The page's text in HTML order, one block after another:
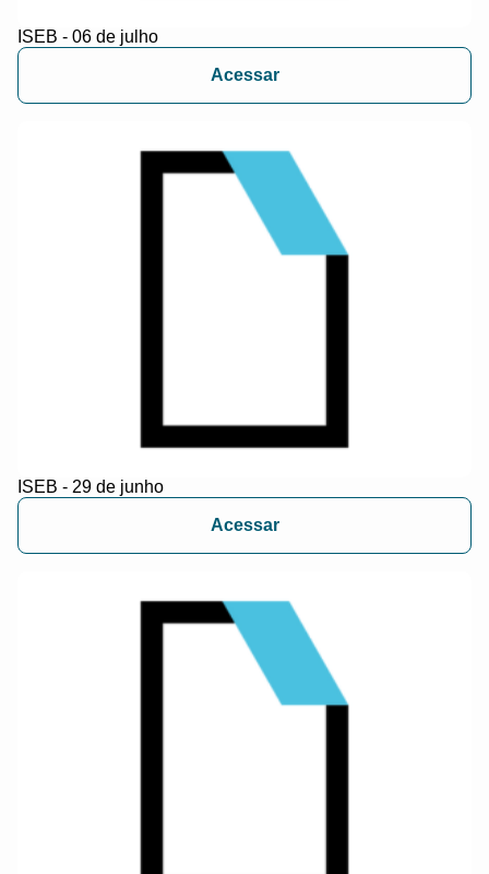
ISEB - 06 de julho
Acessar
ISEB - 29 de junho
Acessar